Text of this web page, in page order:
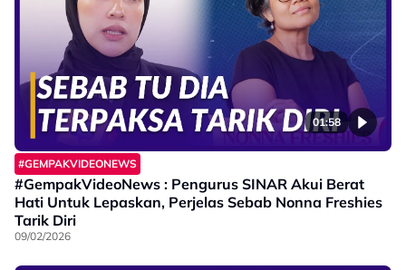
01:58
#GEMPAKVIDEONEWS
#GempakVideoNews : Pengurus SINAR Akui Berat
Hati Untuk Lepaskan, Perjelas Sebab Nonna Freshies
Tarik Diri
09/02/2026